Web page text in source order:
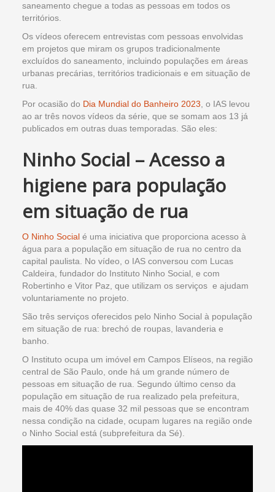
saneamento chegue a todas as pessoas em todos os
territórios.
Os vídeos oferecem entrevistas com pessoas envolvidas
em projetos que miram os grupos tradicionalmente
excluídos do saneamento, incluindo populações em áreas
urbanas precárias, territórios tradicionais e em situação de
rua.
Por ocasião do Dia Mundial do Banheiro 2023, o IAS levou
ao ar três novos vídeos da série, que se somam aos 13 já
publicados em outras duas temporadas. São eles:
Ninho Social – Acesso a
higiene para população
em situação de rua
O Ninho Social é uma iniciativa que proporciona acesso à
água para a população em situação de rua no centro da
capital paulista. No vídeo, o IAS conversou com Lucas
Caldeira, fundador do Instituto Ninho Social, e com
Robertinho e Vitor Paz, que utilizam os serviços e ajudam
voluntariamente no projeto.
São três serviços oferecidos pelo Ninho Social à população
em situação de rua: brechó de roupas, lavanderia e
banho.
O Instituto ocupa um imóvel em Campos Elíseos, na região
central de São Paulo, onde há um grande número de
pessoas em situação de rua. Segundo último censo da
população em situação de rua realizado pela prefeitura,
mais de 40% das quase 32 mil pessoas que se encontram
nessa condição na cidade, ocupam lugares na região onde
o Ninho Social está (subprefeitura da Sé).